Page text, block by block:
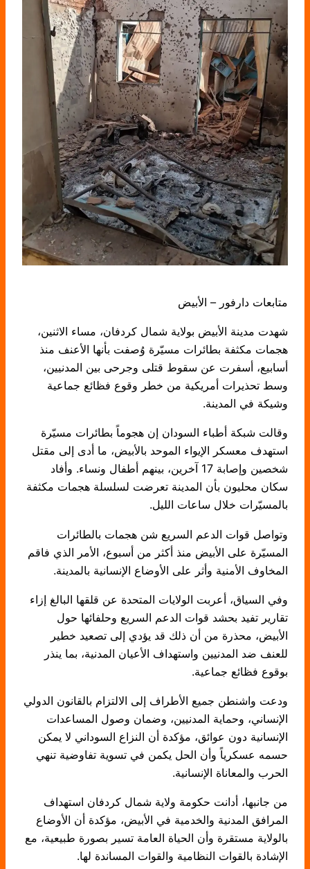
متابعات دارفور – الأبيض
شهدت مدينة الأبيض بولاية شمال كردفان، مساء الاثنين،
هجمات مكثفة بطائرات مسيّرة وُصفت بأنها الأعنف منذ
أسابيع، أسفرت عن سقوط قتلى وجرحى بين المدنيين،
وسط تحذيرات أمريكية من خطر وقوع فظائع جماعية
وشيكة في المدينة.
وقالت شبكة أطباء السودان إن هجوماً بطائرات مسيّرة
استهدف معسكر الإيواء الموحد بالأبيض، ما أدى إلى مقتل
شخصين وإصابة 17 آخرين، بينهم أطفال ونساء. وأفاد
سكان محليون بأن المدينة تعرضت لسلسلة هجمات مكثفة
بالمسيّرات خلال ساعات الليل.
وتواصل قوات الدعم السريع شن هجمات بالطائرات
المسيّرة على الأبيض منذ أكثر من أسبوع، الأمر الذي فاقم
المخاوف الأمنية وأثر على الأوضاع الإنسانية بالمدينة.
وفي السياق، أعربت الولايات المتحدة عن قلقها البالغ إزاء
تقارير تفيد بحشد قوات الدعم السريع وحلفائها حول
الأبيض، محذرة من أن ذلك قد يؤدي إلى تصعيد خطير
للعنف ضد المدنيين واستهداف الأعيان المدنية، بما ينذر
بوقوع فظائع جماعية.
ودعت واشنطن جميع الأطراف إلى الالتزام بالقانون الدولي
الإنساني، وحماية المدنيين، وضمان وصول المساعدات
الإنسانية دون عوائق، مؤكدة أن النزاع السوداني لا يمكن
حسمه عسكرياً وأن الحل يكمن في تسوية تفاوضية تنهي
الحرب والمعاناة الإنسانية.
من جانبها، أدانت حكومة ولاية شمال كردفان استهداف
المرافق المدنية والخدمية في الأبيض، مؤكدة أن الأوضاع
بالولاية مستقرة وأن الحياة العامة تسير بصورة طبيعية، مع
الإشادة بالقوات النظامية والقوات المساندة لها.